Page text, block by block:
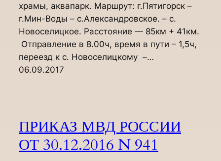
храмы, аквапарк. Маршрут: г.Пятигорск –
г.Мин-Воды – с.Александровское. – с.
Новоселицкое. Расстояние — 85км + 41км.
Отправление в 8.00ч, время в пути – 1,5ч,
переезд к с. Новоселицкому –…
06.09.2017
ПРИКАЗ МВД РОССИИ
ОТ 30.12.2016 N 941